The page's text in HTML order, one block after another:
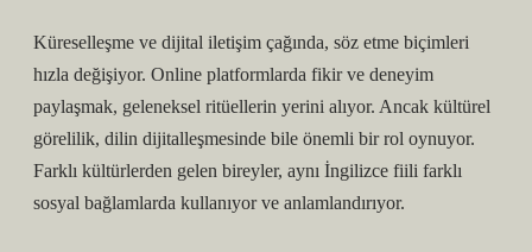
Küreselleşme ve dijital iletişim çağında, söz etme biçimleri
hızla değişiyor. Online platformlarda fikir ve deneyim
paylaşmak, geleneksel ritüellerin yerini alıyor. Ancak kültürel
görelilik, dilin dijitalleşmesinde bile önemli bir rol oynuyor.
Farklı kültürlerden gelen bireyler, aynı İngilizce fiili farklı
sosyal bağlamlarda kullanıyor ve anlamlandırıyor.